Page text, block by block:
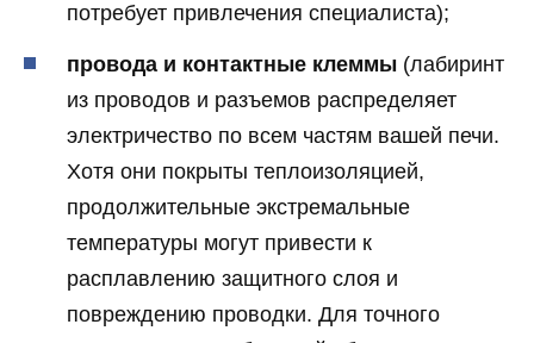
потребует привлечения специалиста);
провода и контактные клеммы (лабиринт
из проводов и разъемов распределяет
электричество по всем частям вашей печи.
Хотя они покрыты теплоизоляцией,
продолжительные экстремальные
температуры могут привести к
расплавлению защитного слоя и
повреждению проводки. Для точного